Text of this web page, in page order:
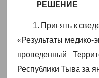
РЕШЕНИЕ
1. Принять к
«Результаты медико-
проведенный
Республики Тыва за